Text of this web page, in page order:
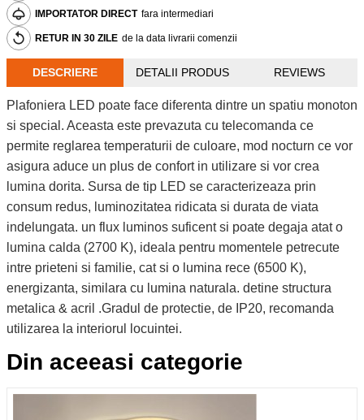
IMPORTATOR DIRECT fara intermediari
RETUR IN 30 ZILE de la data livrarii comenzii
DESCRIERE DETALII PRODUS REVIEWS
Plafoniera LED poate face diferenta dintre un spatiu monoton
si special. Aceasta este prevazuta cu telecomanda ce
permite reglarea temperaturii de culoare, mod nocturn ce vor
asigura aduce un plus de confort in utilizare si vor crea
lumina dorita. Sursa de tip LED se caracterizeaza prin
consum redus, luminozitatea ridicata si durata de viata
indelungata. un flux luminos suficent si poate degaja atat o
lumina calda (2700 K), ideala pentru momentele petrecute
intre prieteni si familie, cat si o lumina rece (6500 K),
energizanta, similara cu lumina naturala. detine structura
metalica & acril .Gradul de protectie, de IP20, recomanda
utilizarea la interiorul locuintei.
Din aceeasi categorie